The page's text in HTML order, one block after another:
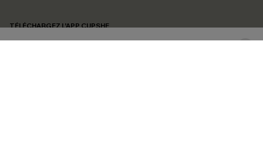
TÉLÉCHARGEZ L’APP CUPSHE